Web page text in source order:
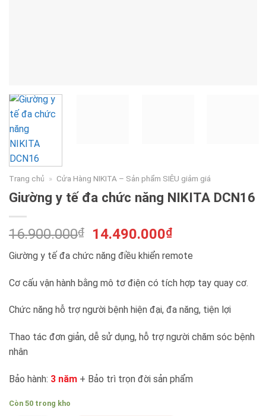
Trang chủ » Cửa Hàng NIKITA – Sản phẩm SIÊU giảm giá
Giường y tế đa chức năng NIKITA DCN16
16.900.000₫
Giá
gốc
là:
16.900.000₫.
14.490.000₫Giá
tại
là:
14.490.000₫.
Giường y tế đa chức năng điều khiển remote
Cơ cấu vận hành bằng mô tơ điện có tích hợp tay quay cơ.
Chức năng hỗ trợ người bệnh hiện đại, đa năng, tiện lợi
Thao tác đơn giản, dễ sử dụng, hỗ trợ người chăm sóc bệnh
nhân
Bảo hành: 3 năm + Bảo trì trọn đời sản phẩm
Còn 50 trong kho